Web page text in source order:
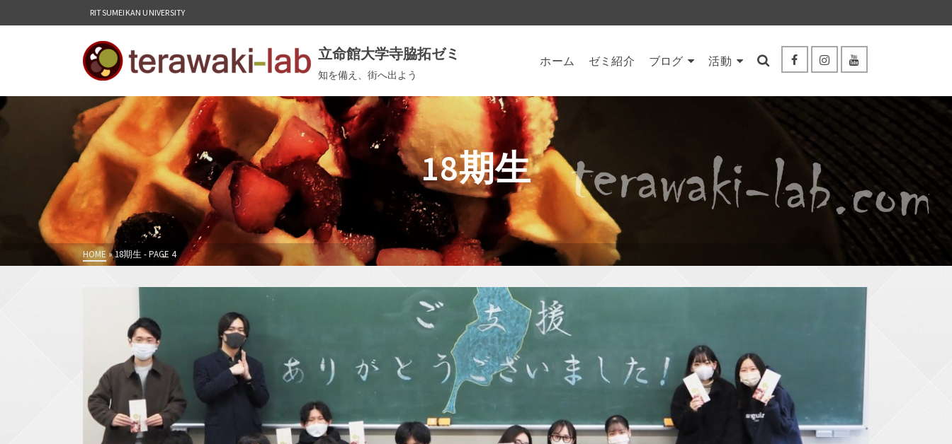
RITSUMEIKAN UNIVERSITY
立命館大学寺脇拓ゼミ
知を備え、街へ出よう
ホーム ゼミ紹介 ブログ 活動
18期生
HOME »18期生 - PAGE 4